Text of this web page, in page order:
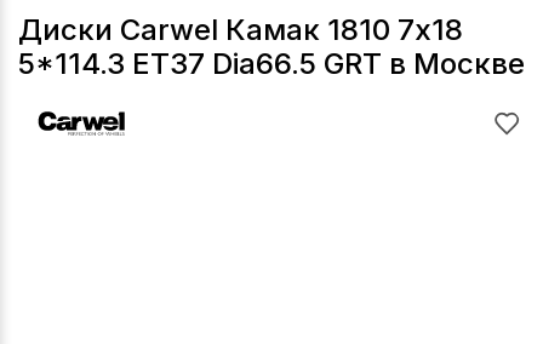
Диски Carwel Камак 1810 7x18
5*114.3 ET37 Dia66.5 GRT в Москве